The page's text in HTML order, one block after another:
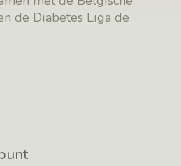
de Diabetes Liga de